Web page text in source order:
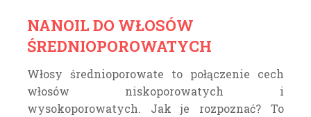
NANOIL DO WŁOSÓW
ŚREDNIOPOROWATYCH
Włosy średnioporowate to połączenie cech
włosów niskoporowatych i
wysokoporowatych. Jak je rozpoznać? To